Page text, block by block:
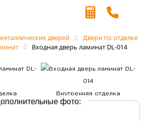
дверей
Двери по отделке
Входная дверь ламинат DL-014
фото: